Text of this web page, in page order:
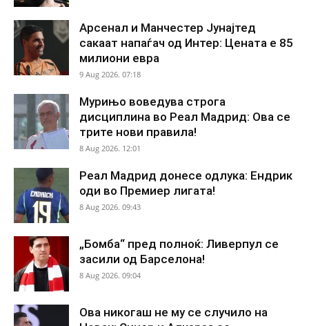
Арсенал и Манчестер Јунајтед
сакаат напаѓач од Интер: Цената е 85
милиони евра
9 Aug 2026. 07:18
Мурињо воведува строга
дисциплина во Реал Мадрид: Ова се
трите нови правила!
8 Aug 2026. 12:01
Реал Мадрид донесе одлука: Ендрик
оди во Премиер лигата!
8 Aug 2026. 09:43
„Бомба“ пред полноќ: Ливерпул се
засили од Барселона!
8 Aug 2026. 09:04
Ова никогаш не му се случило на